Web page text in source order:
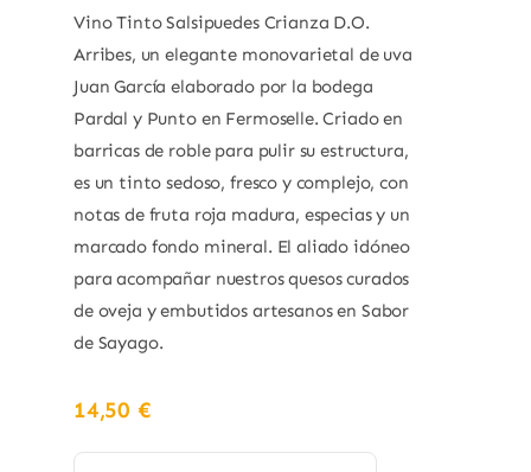
Vino Tinto Salsipuedes Crianza D.O.
Arribes, un elegante monovarietal de uva
Juan García elaborado por la bodega
Pardal y Punto en Fermoselle. Criado en
barricas de roble para pulir su estructura,
es un tinto sedoso, fresco y complejo, con
notas de fruta roja madura, especias y un
marcado fondo mineral. El aliado idóneo
para acompañar nuestros quesos curados
de oveja y embutidos artesanos en Sabor
de Sayago.
14,50 €